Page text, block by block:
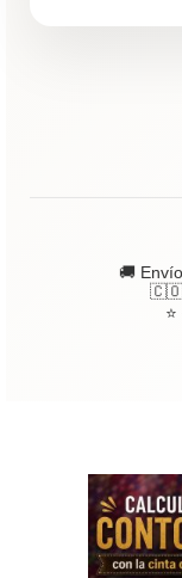
🚚
🇨🇴